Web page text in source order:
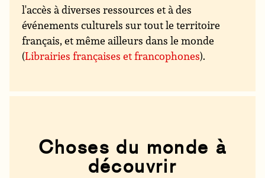
l'accès à diverses ressources et à des
événements culturels sur tout le territoire
français, et même ailleurs dans le monde
(Librairies françaises et francophones).
Choses du monde à
découvrir